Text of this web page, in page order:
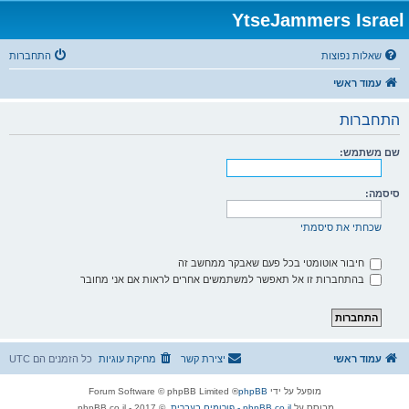
YtseJammers Israel
שאלות נפוצות התחברות
עמוד ראשי
התחברות
שם משתמש:
סיסמה:
שכחתי את סיסמתי
חיבור אוטומטי בכל פעם שאבקר ממחשב זה
בהתחברות זו אל תאפשר למשתמשים אחרים לראות אם אני מחובר
עמוד ראשי כל הזמנים הם UTC מחיקת עוגיות יצירת קשר
מופעל על ידי phpBB
® Forum Software © phpBB Limited